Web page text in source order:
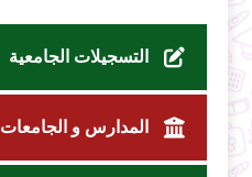
التسجيلات الجامعية
المدارس و الجامعات